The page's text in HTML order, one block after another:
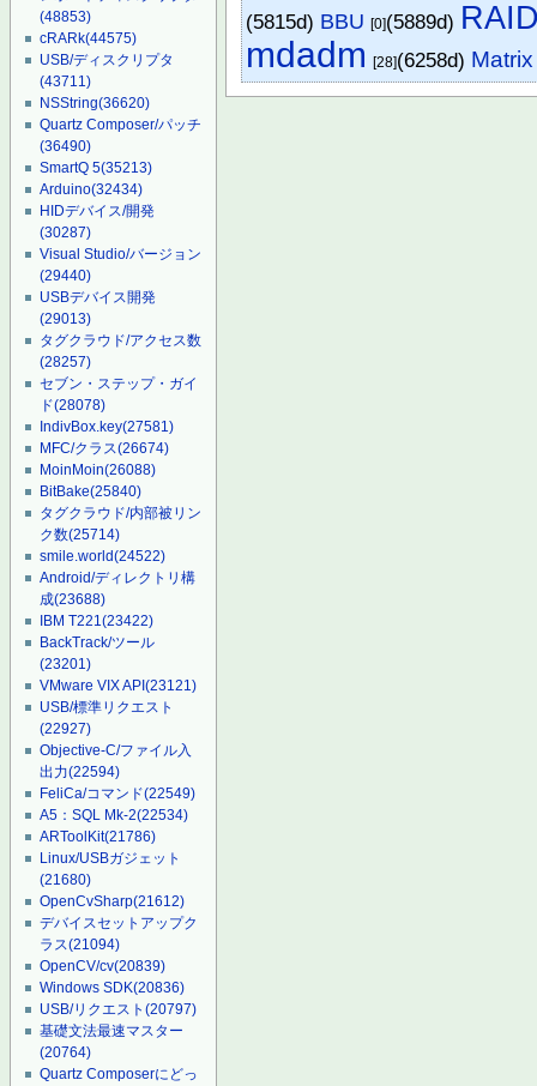
(48853)
cRARk(44575)
USB/ディスクリプタ
(43711)
NSString(36620)
Quartz Composer/パッチ
(36490)
SmartQ 5(35213)
Arduino(32434)
HIDデバイス/開発
(30287)
Visual Studio/バージョン
(29440)
USBデバイス開発
(29013)
タグクラウド/アクセス数
(28257)
セブン・ステップ・ガイ
ド(28078)
IndivBox.key(27581)
MFC/クラス(26674)
MoinMoin(26088)
BitBake(25840)
タグクラウド/内部被リン
ク数(25714)
smile.world(24522)
Android/ディレクトリ構
成(23688)
IBM T221(23422)
BackTrack/ツール
(23201)
VMware VIX API(23121)
USB/標準リクエスト
(22927)
Objective-C/ファイル入
出力(22594)
FeliCa/コマンド(22549)
A5：SQL Mk-2(22534)
ARToolKit(21786)
Linux/USBガジェット
(21680)
OpenCvSharp(21612)
デバイスセットアップク
ラス(21094)
OpenCV/cv(20839)
Windows SDK(20836)
USB/リクエスト(20797)
基礎文法最速マスター
(20764)
Quartz Composerにどっ
(5815d) BBU [0](5889d)
mdadm [28](6258d)